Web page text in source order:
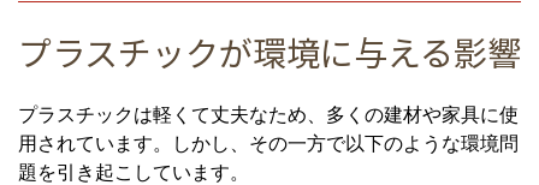
プラスチックが環境に与える影響
プラスチックは軽くて丈夫なため、多くの建材や家具に使
用されています。しかし、その一方で以下のような環境問
題を引き起こしています。